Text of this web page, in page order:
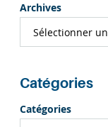
Archives
Catégories
Catégories